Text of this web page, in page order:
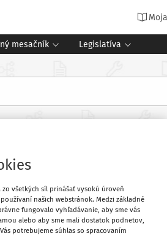
mesačník Legislatíva
výberových
Obľúbené
zo všetkých síl prinášať vysokú úroveň
našich webstránok. Medzi základné
fungovalo vyhľadávanie, aby sme vás
alebo aby sme mali dostatok podnetov,
potrebujeme súhlas so spracovaním